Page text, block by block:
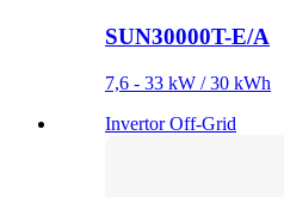
SUN30000T-E/A
7,6 - 33 kW / 30 kWh
Invertor Off-Grid